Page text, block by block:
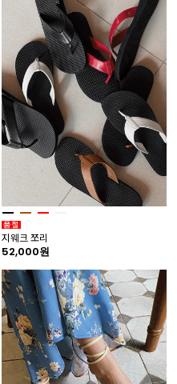
지웨크 쪼리
52,000원